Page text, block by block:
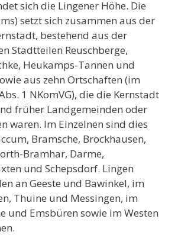
sich die Lingener Höhe. Die
setzt sich zusammen aus der
bestehend aus der
Stadtteilen Reuschberge,
Heukamps-Tannen und
aus zehn Ortschaften (im
1 NKomVG), die die Kernstadt
früher Landgemeinden oder
waren. Im Einzelnen sind dies
Bramsche, Brockhausen,
Bramhar, Darme,
und Schepsdorf. Lingen
an Geeste und Bawinkel, im
Thuine und Messingen, im
und Emsbüren sowie im Westen